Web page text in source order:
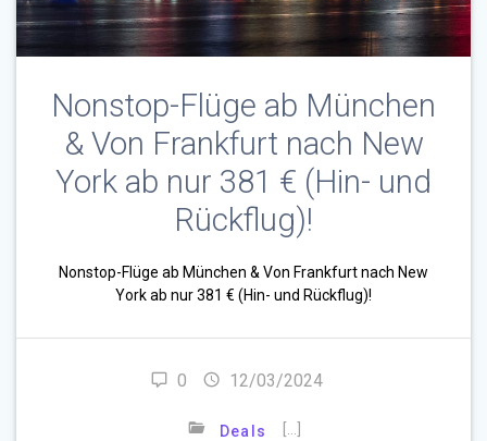
Nonstop-Flüge ab München
& Von Frankfurt nach New
York ab nur 381 € (Hin- und
Rückflug)!
Nonstop-Flüge ab München & Von Frankfurt nach New
York ab nur 381 € (Hin- und Rückflug)!
0 12/03/2024
Deals […]